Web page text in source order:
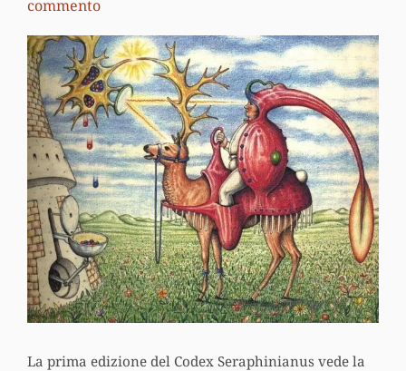
commento
La prima edizione del Codex Seraphinianus vede la